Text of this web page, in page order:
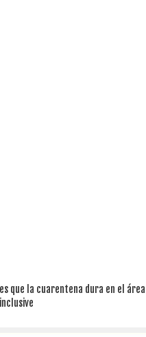
que la cuarentena dura en el